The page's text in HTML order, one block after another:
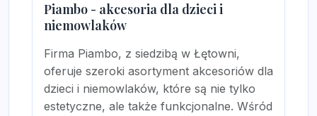
Piambo - akcesoria dla dzieci i
niemowlaków
Firma Piambo, z siedzibą w Łętowni,
oferuje szeroki asortyment akcesoriów dla
dzieci i niemowlaków, które są nie tylko
estetyczne, ale także funkcjonalne. Wśród